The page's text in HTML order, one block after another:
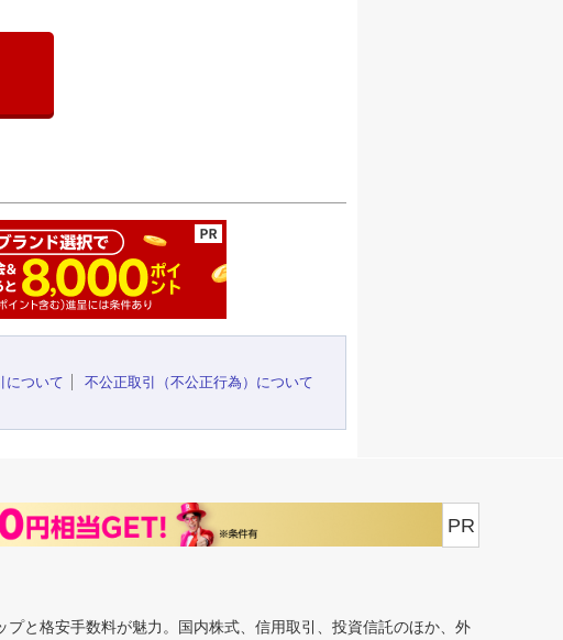
について
不公正取引（不公正行為）について
PR
と格安手数料が魅力。国内株式、信用取引、投資信託のほか、外